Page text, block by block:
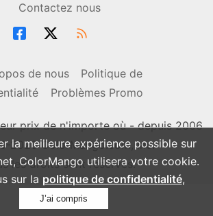
la meilleure expérience possible sur
ColorMango utilisera votre cookie.
sur la politique de confidentialité,
J’ai compris
Contactez nous
de nous
Politique de
Problèmes Promo
prix de n'importe où - depuis 2006
2026 ColorMango.com, Inc.
les droits sont réservés.